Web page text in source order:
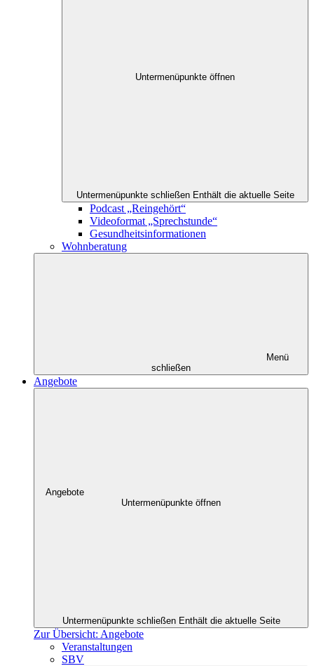
Untermenüpunkte öffnen
Untermenüpunkte schließen Enthält die aktuelle Seite
Podcast „Reingehört“
Videoformat „Sprechstunde“
Gesundheitsinformationen
Wohnberatung
Menü
schließen
Angebote
Angebote
Untermenüpunkte öffnen
Untermenüpunkte schließen Enthält die aktuelle Seite
Zur Übersicht: Angebote
Veranstaltungen
SBV